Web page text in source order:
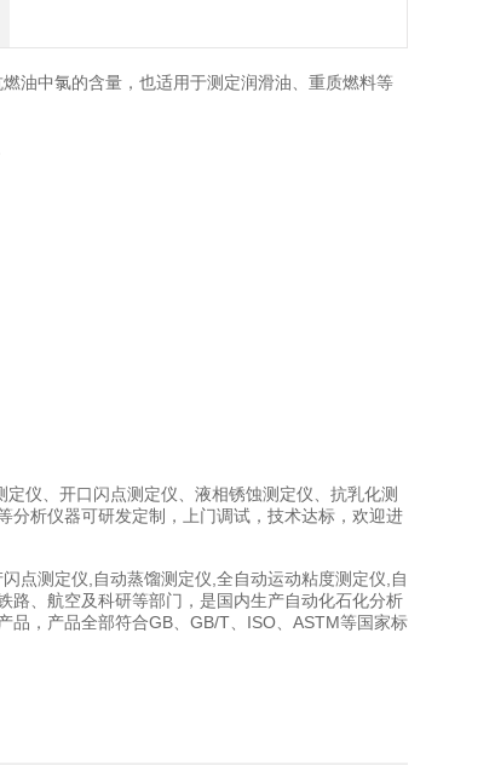
油中氯的含量，也适用于测定润滑油、重质燃料等
仪、开口闪点测定仪、液相锈蚀测定仪、抗乳化测
分析仪器可研发定制，上门调试，技术达标，欢迎进
点测定仪,自动蒸馏测定仪,全自动运动粘度测定仪,自
路、航空及科研等部门，是国内生产自动化石化分析
品，产品全部符合GB、GB/T、ISO、ASTM等国家标